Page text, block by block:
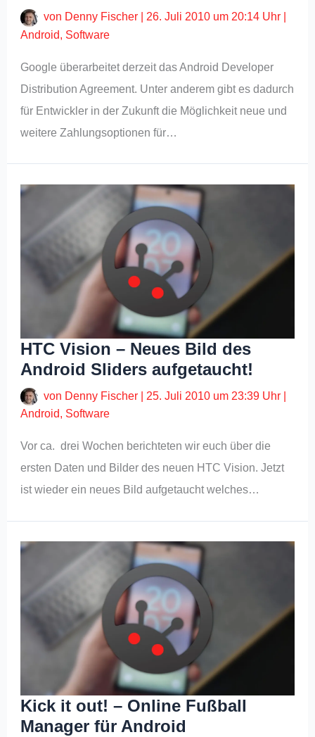
von Denny Fischer |26. Juli 2010 um 20:14 Uhr
Android, Software
Google überarbeitet derzeit das Android Developer
Distribution Agreement. Unter anderem gibt es dadurch
für Entwickler in der Zukunft die Möglichkeit neue und
weitere Zahlungsoptionen für…
HTC Vision – Neues Bild des
Android Sliders aufgetaucht!
von Denny Fischer 25. Juli 2010 um 23:39 Uhr
Android, Software
Vor ca. drei Wochen berichteten wir euch über die
ersten Daten und Bilder des neuen HTC Vision. Jetzt
ist wieder ein neues Bild aufgetaucht welches…
Kick it out! – Online Fußball
Manager für Android